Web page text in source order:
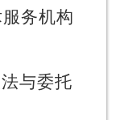
务机构
与委托